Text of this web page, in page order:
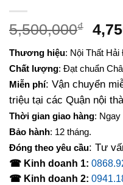
5,500,000₫
Giá
là:
Thương hiệu: Nội Thất Hải
Chất lượng: Đạt chuẩn
Miễn phí: Vận chuyển
triệu tại các Quận nội
Thời gian giao hàng: Ngay
Bảo hành: 12 tháng.
Đóng theo yêu cầu: Tư
☎ Kinh doanh 1:
☎ Kinh doanh 2: